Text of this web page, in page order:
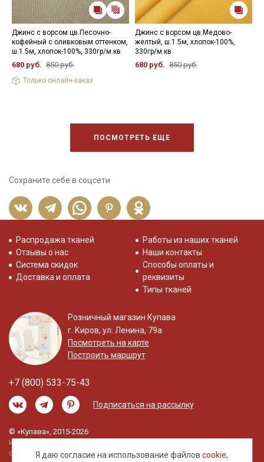
Джинс с ворсом цв.Песочно-
кофейный с оливковым оттенком,
ш.1.5м, хлопок-100%, 330гр/м.кв
680 руб. 850 руб.
Только онлайн-заказ
Джинс с ворсом цв.Медово-
желтый, ш.1.5м, хлопок-100%,
330гр/м.кв
680 руб. 850 руб.
ПОСМОТРЕТЬ ЕЩЕ
Сохраните себе в соцсети
Я даю согласие на использование файловcookie,
Распродажа тканей
Отзывы о нас
Система скидок
Доставка и оплата
Работы из наших тканей
Наши контакты
Способы оплаты и
реквизиты
Типы тканей
Розничный магазин Купава
г. Киров, ул. Ленина, 79а
Посмотреть на карте
Построить маршрут
+7 (800) 533-75-43
Подписаться на рассылку
© «Купава», 2015-2026
Информация на сайте не является публичной
офертой.